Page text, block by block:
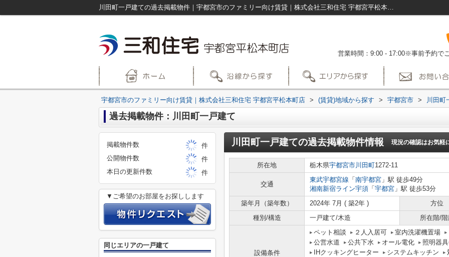
川田町一戸建ての過去掲載物件｜宇都宮市のファミリー向け賃貸｜株式会社三和住宅 宇都宮平松本町店
営業時間：9:00 - 17:00※事前予約で
宇都宮市のファミリー向け賃貸｜株式会社三和住宅 宇都宮平松本町店 > (賃貸)地域から探す > 宇都宮市 > 川田町
過去掲載物件：川田町一戸建て
川田町一戸建ての過去掲載物件情報 現況の確認はお気軽
所在地 栃木県宇都宮市川田町1272-11
交通
東武宇都宮線 「 南宇都宮 」駅 徒歩49分
湘南新宿ライン宇須 「 宇都宮 」駅 徒歩53分
築年月（築年数）
2024年 7月 ( 築2年 ) 方位
種別/構造
一戸建て/木造 所在階/階
設備条件
ペット相談 ２人入居可 室内洗濯機置場
公営水道
公共下水 オール電化 照明器具
IHクッキングヒーター
システムキッチン
掲載物件数
件
公開物件数
件
本日の更新件数
件
▼ご希望のお部屋をお探しします
同じエリアの一戸建て